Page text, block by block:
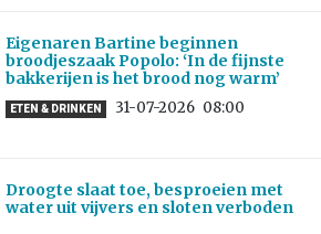
Eigenaren Bartine beginnen
broodjeszaak Popolo: ‘In de fijnste
bakkerijen is het brood nog warm’
ETEN & DRINKEN 31-07-2026 08:00
Droogte slaat toe, besproeien met
water uit vijvers en sloten verboden